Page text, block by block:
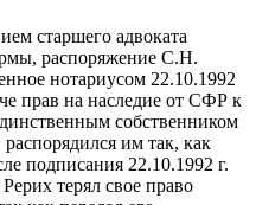
старшего адвоката
распоряжение С.Н.
нотариусом 22.10.1992
прав на наследие от СФР к
собственником
им так, как
подписания 22.10.1992 г.
терял свое право